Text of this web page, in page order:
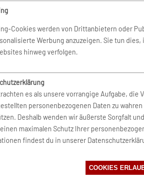
wohingegen es bis zum
Einfluss auf Fuerte, wie
wird, unverkennbar. Wer
sich über Spezialitäten wie
Ursprungs, weshalb die
extreme Kontrast zu den
der für Fuerte legendär
nahezu menschenleer
langen und 28 Kilometer breiten
Urlaub auf Fuerte
ein Nahverkehrsnetz, doch
um
bei
Ein
aus
Cookies werden von Drittanbietern oder
Werbung anzuzeigen. Sie tun
hinweg verfolgen.
es als unsere vorrangige Aufgabe, die
personenbezogenen Daten zu
Deshalb wenden wir äußerste Sorgfalt
maximalen Schutz Ihrer
findest du in unserer
COOKIES